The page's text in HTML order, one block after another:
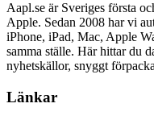
Aapl.se är Sveriges första
Apple. Sedan 2008 har vi
iPhone, iPad, Mac, Apple
samma ställe. Här hittar du
nyhetskällor, snyggt
Länkar